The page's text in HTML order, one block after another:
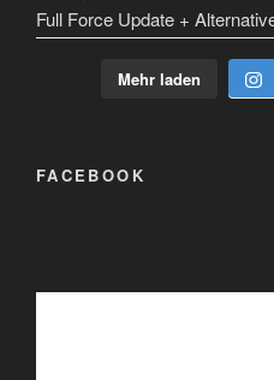
Mehr laden
FACEBOOK